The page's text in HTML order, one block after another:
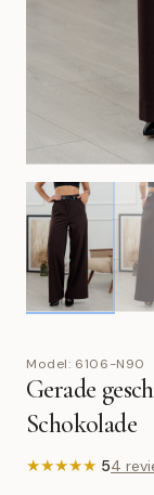
Model: 6106-N90
Gerade
Schokolade
★★★★★ 54